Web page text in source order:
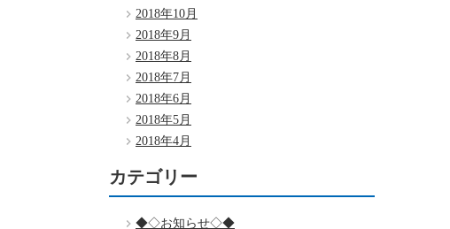
2018年10月
2018年9月
2018年8月
2018年7月
2018年6月
2018年5月
2018年4月
カテゴリー
◆◇お知らせ◇◆